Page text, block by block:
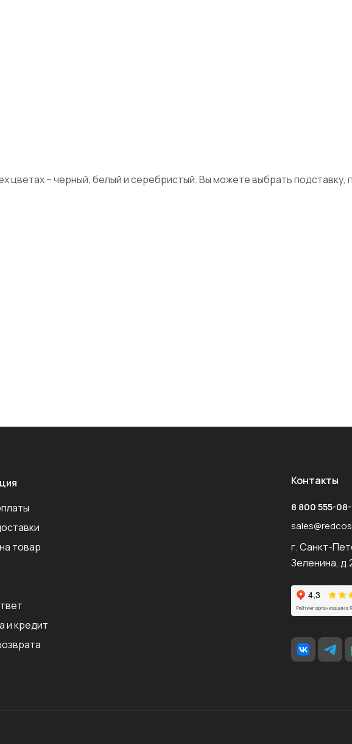
цветах – черный, белый и серебристый. Вы можете выбрать
товар
и кредит
Контакты
8 800 555-
г. Санкт-
Зеленина,